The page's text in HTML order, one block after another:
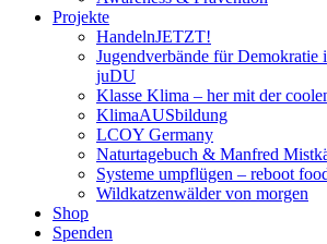
Projekte
HandelnJETZT!
Jugendverbände für Demokratie
juDU
Klasse Klima – her mit der
KlimaAUSbildung
LCOY Germany
Naturtagebuch & Manfred
Systeme umpflügen – reboot
Wildkatzenwälder von morgen
Shop
Spenden